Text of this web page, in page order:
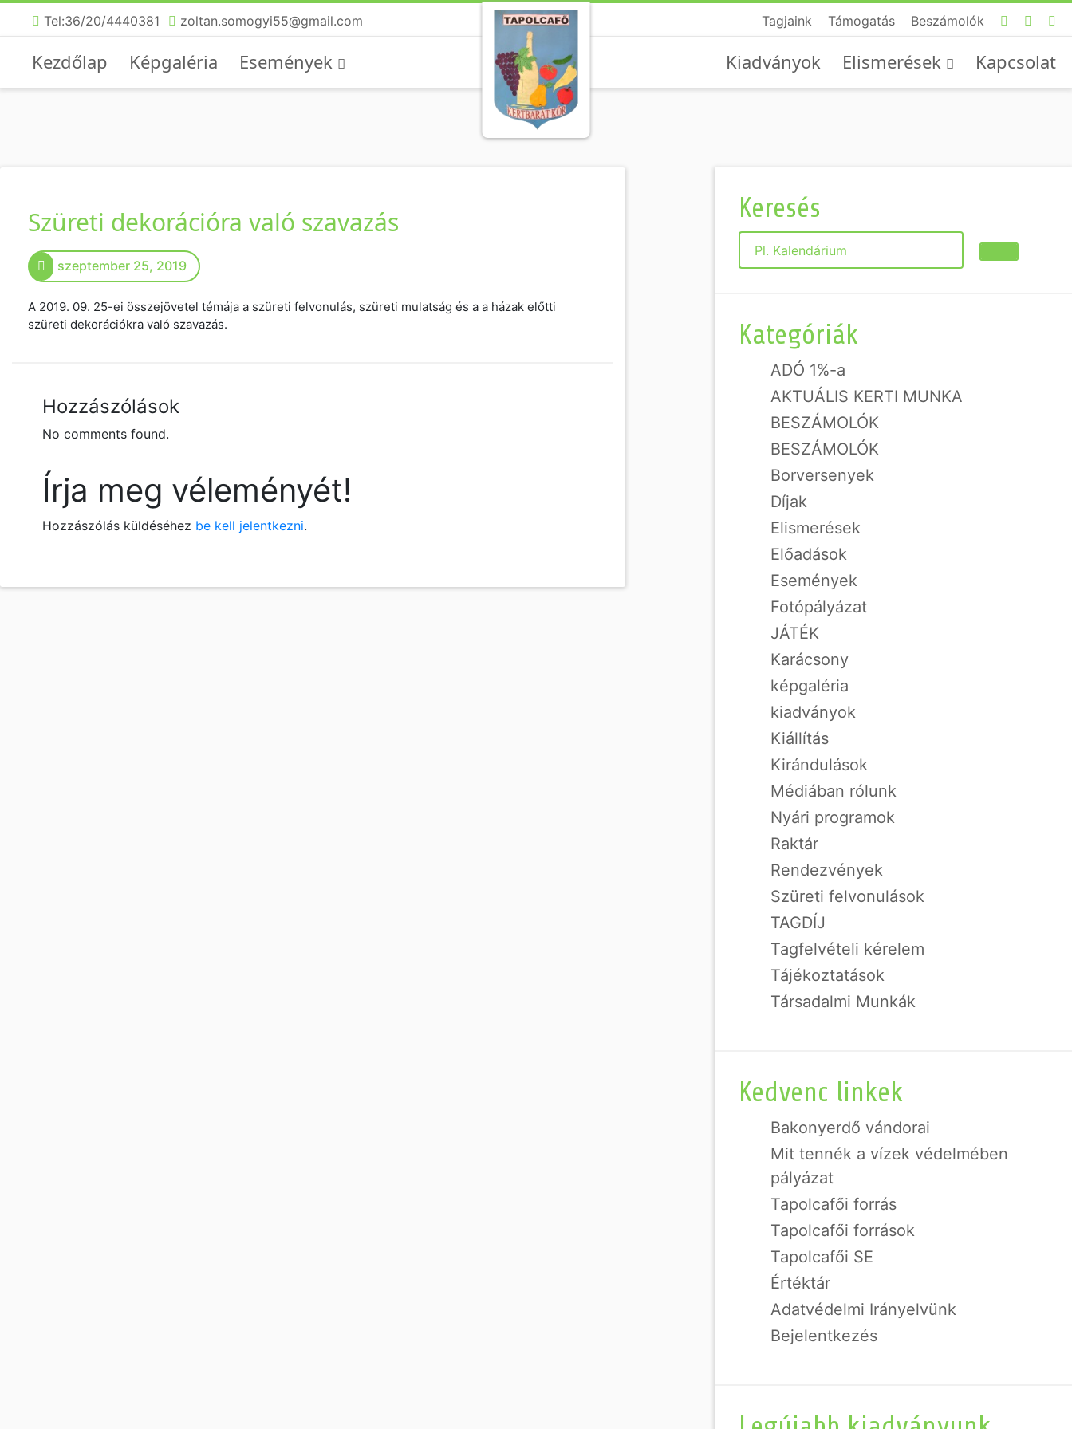
Tel:36/20/4440381 zoltan.somogyi55@gmail.com Tagjaink Támogatás Beszámolók
Kezdőlap Képgaléria Események Kiadványok Elismerések Kapcsolat
Szüreti dekorációra való szavazás
szeptember 25, 2019
A 2019. 09. 25-ei összejövetel témája a szüreti felvonulás, szüreti mulatság és a a házak előtti
szüreti dekorációkra való szavazás.
Hozzászólások
No comments found.
Írja meg véleményét!
Hozzászólás küldéséhez be kell jelentkezni.
Keresés
Keresés
Kategóriák
ADÓ 1%-a
AKTUÁLIS KERTI MUNKA
BESZÁMOLÓK
BESZÁMOLÓK
Borversenyek
Díjak
Elismerések
Előadások
Események
Fotópályázat
JÁTÉK
Karácsony
képgaléria
kiadványok
Kiállítás
Kirándulások
Médiában rólunk
Nyári programok
Raktár
Rendezvények
Szüreti felvonulások
TAGDÍJ
Tagfelvételi kérelem
Tájékoztatások
Társadalmi Munkák
Kedvenc linkek
Bakonyerdő vándorai
Mit tennék a vízek védelmében
pályázat
Tapolcafői forrás
Tapolcafői források
Tapolcafői SE
Értéktár
Adatvédelmi Irányelvünk
Bejelentkezés